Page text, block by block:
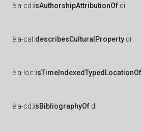
è a-cd:isAuthorshipAttributionOf di
è a-cat:describesCulturalProperty di
è a-loc:isTimeIndexedTypedLocationOf
è a-cd:isBibliographyOf di